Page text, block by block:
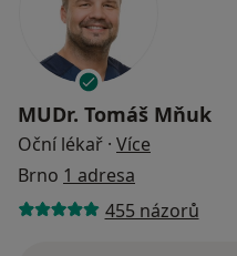
MUDr. Tomáš Mňuk
Oční lékař · Více
Brno 1 adresa
455 názorů